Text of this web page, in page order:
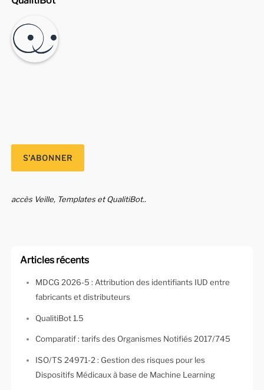
accès Veille, Templates et QualitiBot..
Articles récents
MDCG 2026-5 : Attribution des identifiants IUD entre
fabricants et distributeurs
QualitiBot 1.5
Comparatif : tarifs des Organismes Notifiés 2017/745
ISO/TS 24971-2 : Gestion des risques pour les
Dispositifs Médicaux à base de Machine Learning